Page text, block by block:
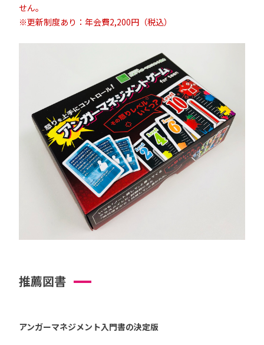
せん。
※更新制度あり：年会費2,200円（税込）
推薦図書
アンガーマネジメント入門書の決定版